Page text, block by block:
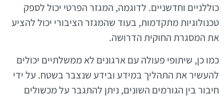
כוללניים וחדשניים. לדוגמה, המגזר הפרטי יכול לספק
טכנולוגיות מתקדמות, בעוד שהמגזר הציבורי יכול להציע
את המסגרת החוקית הדרושה.
כמו כן, שיתופי פעולה עם ארגונים לא ממשלתיים יכולים
להעשיר את התהליך במידע ובידע שנצבר בשטח. על ידי
חיבור בין הגורמים השונים, ניתן להתגבר על מכשולים